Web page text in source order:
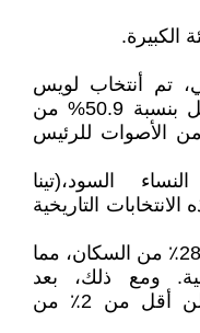
الكبيرة.
تم أنتخاب لويس
إيناسيو لولا دا سيلفا رئيساً للبرازيل بنسبة 50.9% من
الصحيحة مقابل 49.1% من الأصوات للرئيس
السود،(تينا
التاريخية
فالنساء السود يشكلن في البرازيل 28٪ من السكان، مما
ومع ذلك، بعد
الانتخابات الأخيرة في 2018، أحتلن أقل من 2٪ من